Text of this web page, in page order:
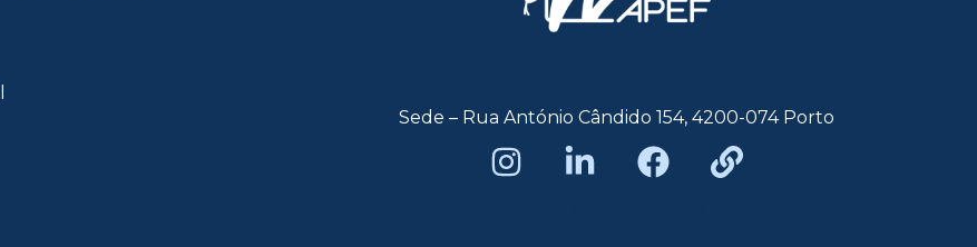
Sede – Rua António Cândido 154, 4200-074 Porto